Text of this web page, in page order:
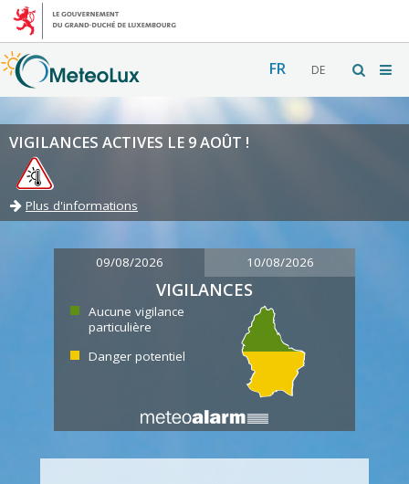
FR DE
VIGILANCES ACTIVES LE 9 AOÛT !
Plus d'informations
09/08/2026 10/08/2026
VIGILANCES
Aucune vigilance
particulière
Danger potentiel